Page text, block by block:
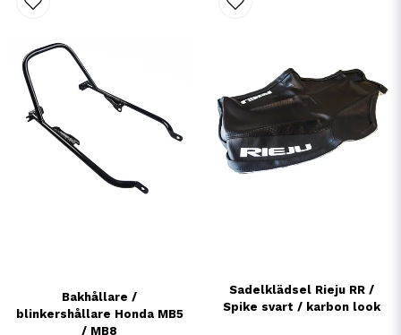
Bakhållare /
blinkershållare Honda MB5
/ MB8
Sadelklädsel Rieju RR /
Spike svart / karbon look